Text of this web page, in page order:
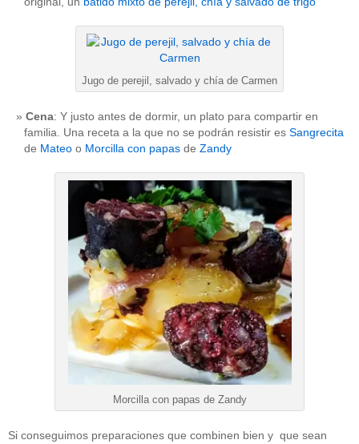
Jugo de perejil, salvado y chía de Carmen
Cena: Y justo antes de dormir, un plato para compartir en
familia. Una receta a la que no se podrán resistir es Sangrecita
de Mateo o Morcilla con papas de Zandy
Morcilla con papas de Zandy
Si conseguimos preparaciones que combinen bien y que sean